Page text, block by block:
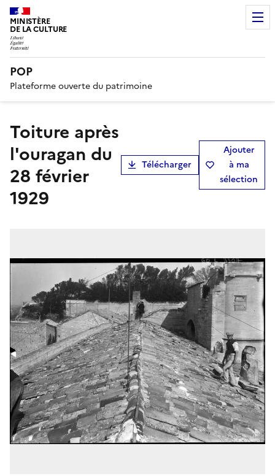
MINISTÈRE
DE LA CULTURE
POP
Plateforme ouverte du patrimoine
Toiture après
l'ouragan du
28 février
1929
Télécharger
Ajouter
à ma
sélection